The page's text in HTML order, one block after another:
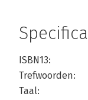
ISBN13:
Trefwoorden:
Taal: